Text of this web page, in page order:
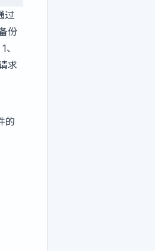
过
份
求
的